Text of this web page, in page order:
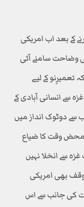
کے بعد اب امریکی
وضاحت سامنے آئی
تعمیرِنو کے لیے
سے انسانی آبادی کے
دوٹوک انداز میں
محض وقت کا ضیاع
سے انخلا نہیں
بھی امریکی
کی جانب سے اس